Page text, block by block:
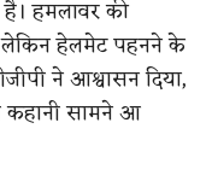
है। हमलावर की
लेकिन हेलमेट पहनने के
ने आश्वासन दिया,
कहानी सामने आ